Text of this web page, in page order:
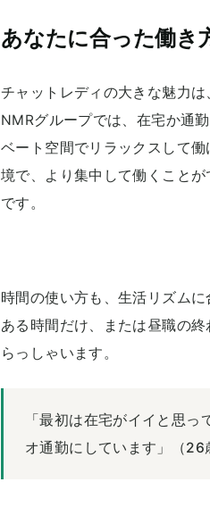
あなたに合った働き
チャットレディの大きな魅力
NMRグループでは、在宅か通
ベート空間でリラックスして
境で、より集中して働くこと
です。
時間の使い方も、生活リズム
ある時間だけ、または昼職の
らっしゃいます。
「最初は在宅がイイと思
オ通勤にしています」（26